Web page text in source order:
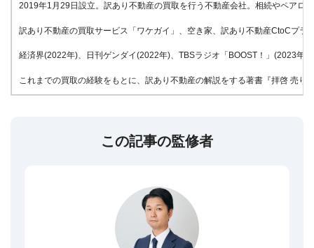
2019年1月29日設立。訳あり不動産の買取を行う不動産会社。相続やペアロ
訳あり不動産の買取サービス「ワケガイ」、空き家、訳あり不動産CtoCプラ
経済界(2022年)、日刊ゲンダイ(2022年)、TBSラジオ「BOOST！」(2023年
これまでの買取の経験をもとに、訳あり不動産の解説をする著書『拝啓 売
この記事の監修者